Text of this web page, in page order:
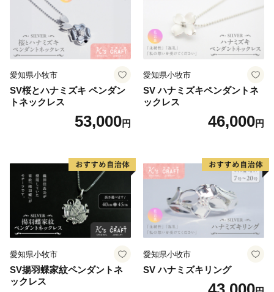
愛知県小牧市
SV桜とハナミズキ ペンダン
トネックレス
53,000円
愛知県小牧市
SV ハナミズキペンダントネ
ックレス
46,000円
愛知県小牧市
SV揚羽蝶家紋ペンダントネ
ックレス
愛知県小牧市
SV ハナミズキリング